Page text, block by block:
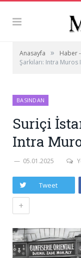
Anasayfa » Haber
Şarkıları: Intra Muros
BASINDAN
Suriçi
Intra
05.01.2025
Tweet
+